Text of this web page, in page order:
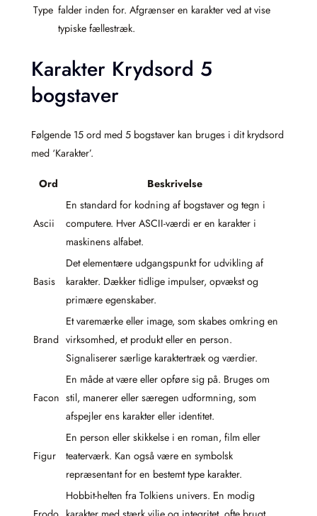
Type falder inden for. Afgrænser en karakter ved at vise
typiske fællestræk.
Karakter Krydsord 5
bogstaver
Følgende 15 ord med 5 bogstaver kan bruges i dit krydsord
med ‘Karakter’.
Ord Beskrivelse
Ascii
En standard for kodning af bogstaver og tegn i
computere. Hver ASCII-værdi er en karakter i
maskinens alfabet.
Basis
Det elementære udgangspunkt for udvikling af
karakter. Dækker tidlige impulser, opvækst og
primære egenskaber.
Brand
Et varemærke eller image, som skabes omkring en
virksomhed, et produkt eller en person.
Signaliserer særlige karaktertræk og værdier.
Facon
En måde at være eller opføre sig på. Bruges om
stil, manerer eller særegen udformning, som
afspejler ens karakter eller identitet.
Figur
En person eller skikkelse i en roman, film eller
teaterværk. Kan også være en symbolsk
repræsentant for en bestemt type karakter.
Hobbit-helten fra Tolkiens univers. En modig